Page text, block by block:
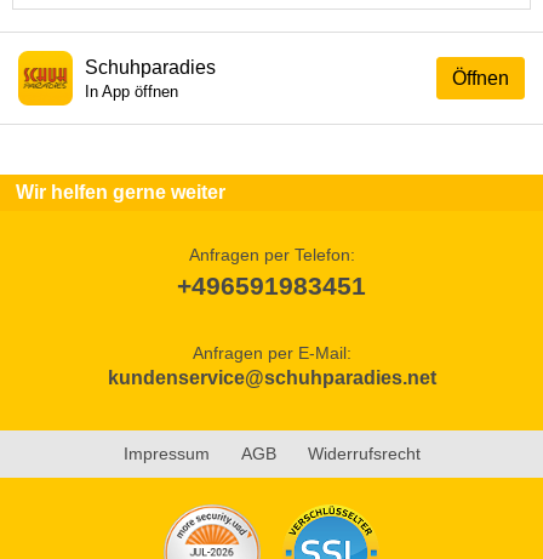
Öffnen
Schuhparadies
In App öffnen
Wir helfen gerne weiter
Anfragen per Telefon:
+496591983451
Anfragen per E-Mail:
kundenservice@schuhparadies.net
Impressum AGB Widerrufsrecht